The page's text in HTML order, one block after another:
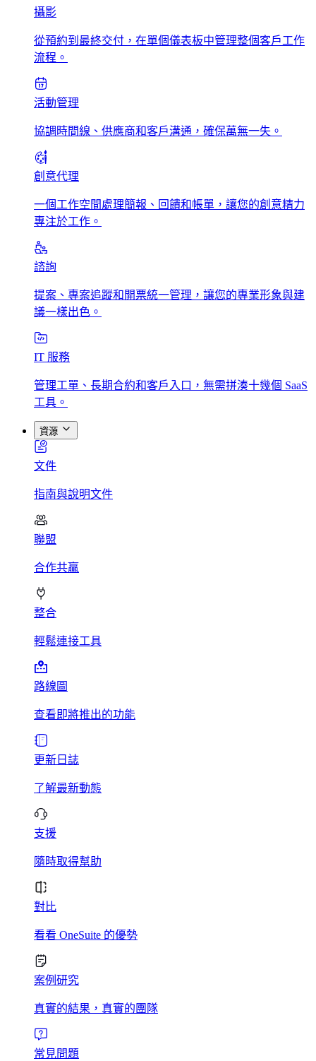
攝影
從預約到最終交付，在單個儀表板中管理整個客戶工作
流程。
活動管理
協調時間線、供應商和客戶溝通，確保萬無一失。
創意代理
一個工作空間處理簡報、回饋和帳單，讓您的創意精力
專注於工作。
諮詢
提案、專案追蹤和開票統一管理，讓您的專業形象與建
議一樣出色。
IT 服務
管理工單、長期合約和客戶入口，無需拼湊十幾個 SaaS
工具。
資源
文件
指南與說明文件
聯盟
合作共贏
整合
輕鬆連接工具
路線圖
查看即將推出的功能
更新日誌
了解最新動態
支援
隨時取得幫助
對比
看看 OneSuite 的優勢
案例研究
真實的結果，真實的團隊
常見問題